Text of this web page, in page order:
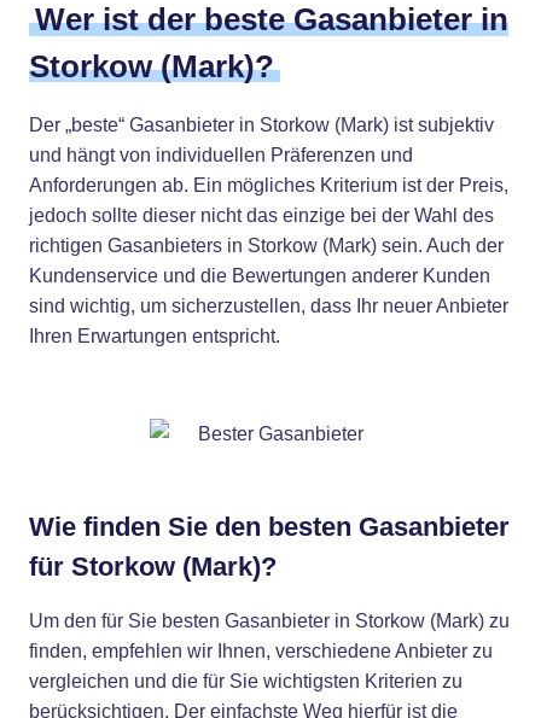
Wer ist der beste Gasanbieter in
Storkow (Mark)?
Der „beste“ Gasanbieter in Storkow (Mark) ist subjektiv
und hängt von individuellen Präferenzen und
Anforderungen ab. Ein mögliches Kriterium ist der Preis,
jedoch sollte dieser nicht das einzige bei der Wahl des
richtigen Gasanbieters in Storkow (Mark) sein. Auch der
Kundenservice und die Bewertungen anderer Kunden
sind wichtig, um sicherzustellen, dass Ihr neuer Anbieter
Ihren Erwartungen entspricht.
Wie finden Sie den besten Gasanbieter
für Storkow (Mark)?
Um den für Sie besten Gasanbieter in Storkow (Mark) zu
finden, empfehlen wir Ihnen, verschiedene Anbieter zu
vergleichen und die für Sie wichtigsten Kriterien zu
berücksichtigen. Der einfachste Weg hierfür ist die